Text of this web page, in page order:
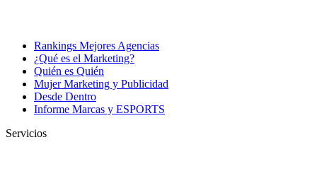
Rankings Mejores Agencias
¿Qué es el Marketing?
Quién es Quién
Mujer Marketing y Publicidad
Desde Dentro
Informe Marcas y ESPORTS
Servicios